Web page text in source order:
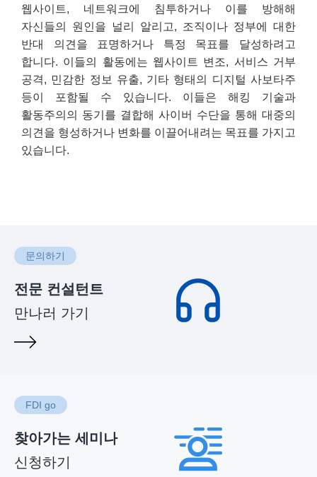
웹사이트, 네트워크에 침투하거나 이를 방해해
자신들의 원인을 널리 알리고, 조직이나 정부에 대한
반대 의견을 표명하거나 특정 목표를 달성하려고
합니다. 이들의 활동에는 웹사이트 변조, 서비스 거부
공격, 민감한 정보 유출, 기타 형태의 디지털 사보타주
등이 포함될 수 있습니다. 이들은 해킹 기술과
활동주의의 동기를 결합해 사이버 수단을 통해 대중의
의견을 형성하거나 변화를 이끌어내려는 목표를 가지고
있습니다.
문의하기
전문 컨설턴트
만나러 가기
FDI go
찾아가는 세미나
신청하기